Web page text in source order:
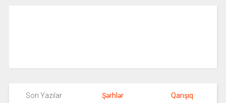
Son Yazılar Şərhlər Qarışıq